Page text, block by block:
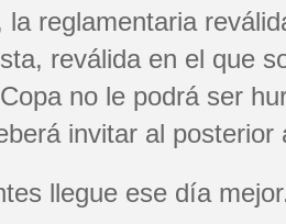
la reglamentaria
reválida en el que
no le podrá ser
invitar al posterior
llegue ese día